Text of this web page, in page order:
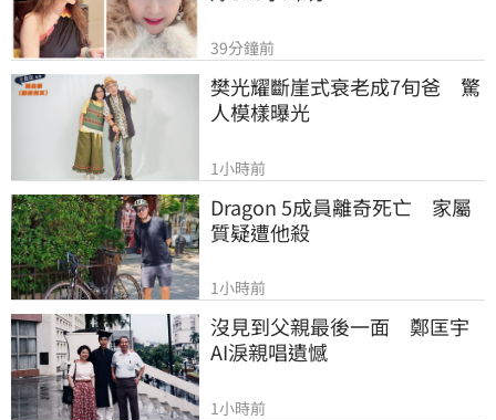
39分鐘前
樊光耀斷崖式衰老成7旬爸　驚
人模樣曝光
1小時前
Dragon 5成員離奇死亡　家屬
質疑遭他殺
1小時前
沒見到父親最後一面　鄭匡宇
AI淚親唱遺憾
1小時前